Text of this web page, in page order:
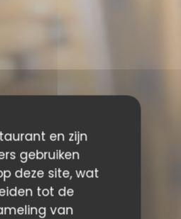
en zijn
gebruiken
deze site, wat
tot de
van